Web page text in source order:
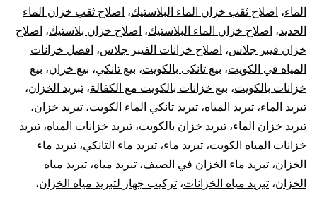
الماء، اصلاح ثقب خزان الماء البلاستيك، اصلاح ثقب خزان الماء
الحديد، اصلاح خزان الماء البلاستيك، اصلاح خزان بلاستيك، اصلاح
خزان فيبر جلاس، اصلاح خزانات الفيبر جلاس، افضل خزانات
المياه في الكويت، بيع تانكى بالكويت، بيع تانكي، بيع خزان، بيع
خزانات بالكويت، بيع خزانات بالكويت مع الكفالة، تبريد الخزان،
تبريد الماء، تبريد المياه، تبريد تانكي الماء الكويت، تبريد خزان،
تبريد خزان الماء، تبريد خزان بالكويت، تبريد خزانات المياه، تبريد
خزانات المياه الكويت، تبريد ماء، تبريد ماء التانكي، تبريد ماء
الخزان، تبريد ماء الخزان في الصيف، تبريد مياه، تبريد مياه
الخزان، تبريد مياه الخزانات، تركيب جهاز لتبريد مياه الخزان،